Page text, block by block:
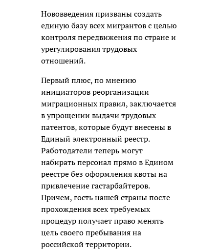
Нововведения призваны создать
единую базу всех мигрантов с целью
контроля передвижения по стране и
урегулирования трудовых
отношений.
Первый плюс, по мнению
инициаторов реорганизации
миграционных правил, заключается
в упрощении выдачи трудовых
патентов, которые будут внесены в
Единый электронный реестр.
Работодатели теперь могут
набирать персонал прямо в Едином
реестре без оформления квоты на
привлечение гастарбайтеров.
Причем, гость нашей страны после
прохождения всех требуемых
процедур получает право менять
цель своего пребывания на
российской территории.